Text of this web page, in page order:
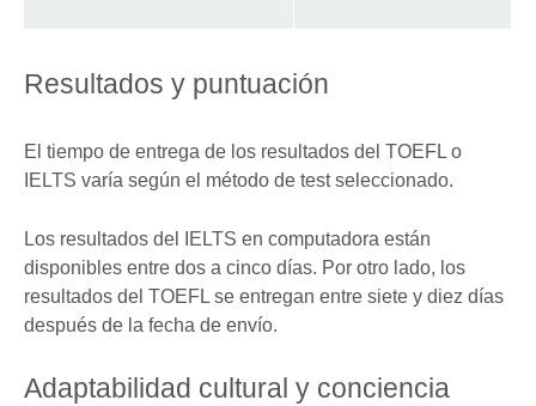
Resultados y puntuación
El tiempo de entrega de los resultados del TOEFL o
IELTS varía según el método de test seleccionado.
Los resultados del IELTS en computadora están
disponibles entre dos a cinco días. Por otro lado, los
resultados del TOEFL se entregan entre siete y diez días
después de la fecha de envío.
Adaptabilidad cultural y conciencia